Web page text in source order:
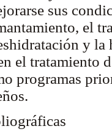
sus
el
y
el tratamiento
programas